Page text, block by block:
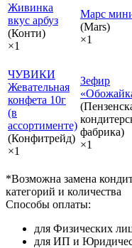
Живинка
вкус арбуз
(Конти)
×1
Марс
(Mars)
×1
ЧУВИКИ
Жевательная
конфета 10г
(в
ассортименте)
(Конфитрейд)
×1
Зефир
фабрика)
×1
*Возможна замена
категорий и количества
Способы оплаты:
для Физических
для ИП и